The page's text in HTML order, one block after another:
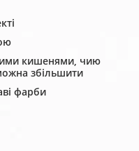
кишенями, чию
збільшити
фарби